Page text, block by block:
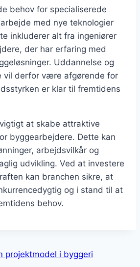
behov for specialiserede
med nye teknologier
inkluderer alt fra ingeniører
der har erfaring med
Uddannelse og
vil derfor være afgørende for
er klar til fremtidens
at skabe attraktive
byggearbejdere. Dette kan
arbejdsvilkår og
udvikling. Ved at investere
kan branchen sikre, at
og i stand til at
behov.
projektmodel i byggeri